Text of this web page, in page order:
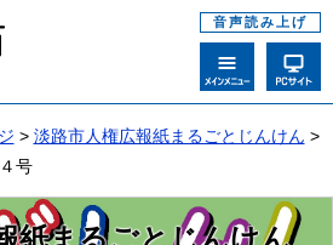
音声読み上げ
> 淡路市人権広報紙まるごとじんけん >
号
紙まるごとじんけん